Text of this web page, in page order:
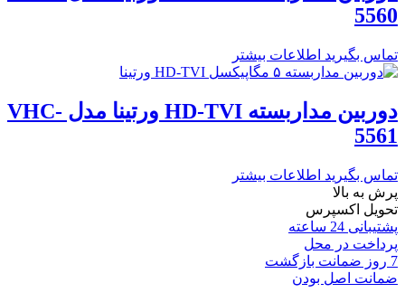
5560
تماس بگیرید اطلاعات بیشتر
دوربین مداربسته HD-TVI ورتینا مدل VHC-
5561
تماس بگیرید اطلاعات بیشتر
پرش به بالا
تحویل اکسپرس
پشتیبانی 24 ساعته
پرداخت در محل
7 روز ضمانت بازگشت
ضمانت اصل بودن